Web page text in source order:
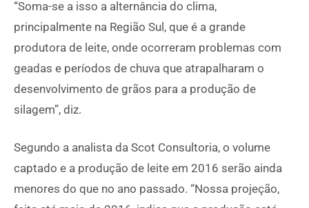
“Soma-se a isso a alternância do clima,
principalmente na Região Sul, que é a grande
produtora de leite, onde ocorreram problemas com
geadas e períodos de chuva que atrapalharam o
desenvolvimento de grãos para a produção de
silagem”, diz.
Segundo a analista da Scot Consultoria, o volume
captado e a produção de leite em 2016 serão ainda
menores do que no ano passado. “Nossa projeção,